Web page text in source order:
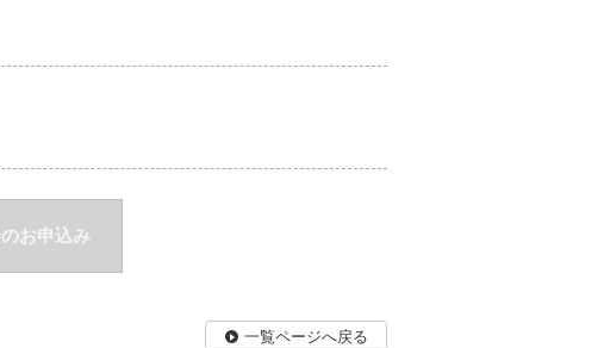
お申込み
一覧ページへ戻る